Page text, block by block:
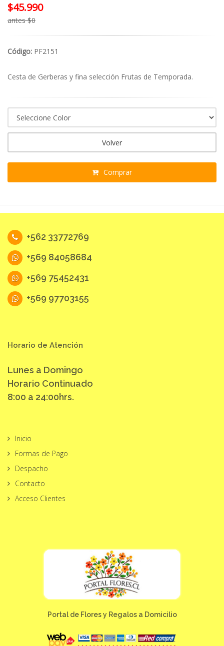
$45.990
antes $0
Código: PF2151
Cesta de Gerberas y fina selección Frutas de Temporada.
Volver
Comprar
+562 33772769
+569 84058684
+569 75452431
+569 97703155
Horario de Atención
Lunes a Domingo
Horario Continuado
8:00 a 24:00hrs.
Inicio
Formas de Pago
Despacho
Contacto
Acceso Clientes
Portal de Flores y Regalos a Domicilio